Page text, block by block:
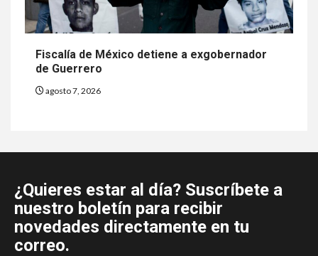
Fiscalía de México detiene a exgobernador
de Guerrero
agosto 7, 2026
¿Quieres estar al día? Suscríbete a
nuestro boletín para recibir
novedades directamente en tu
correo.